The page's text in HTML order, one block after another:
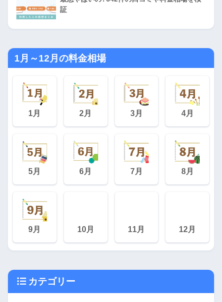
証
1月～12月の料金相場
1月 2月 3月 4月
5月 6月 7月 8月
9月 10月 11月 12月
カテゴリー